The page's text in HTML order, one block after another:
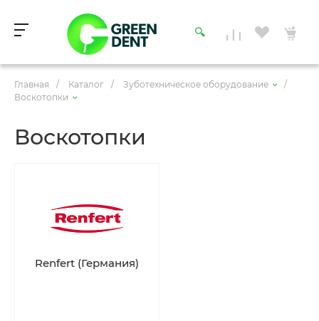
Главная / Каталог / Зуботехническое оборудование
/
Воскотопки
Воскотопки
Renfert (Германия)